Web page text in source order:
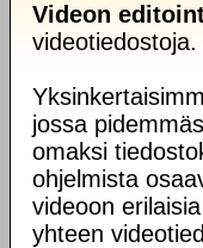
Videon
videotiedostoja.
jossa
omaksi
ohjelmista
videoon
yhteen